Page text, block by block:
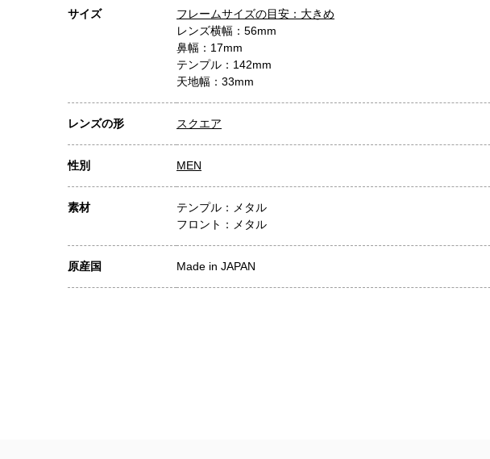
サイズ
フレームサイズの目安：大きめ
レンズ横幅：56mm
鼻幅：17mm
テンプル：142mm
天地幅：33mm
レンズの形 スクエア
性別 MEN
素材
テンプル：メタル
フロント：メタル
原産国 Made in JAPAN